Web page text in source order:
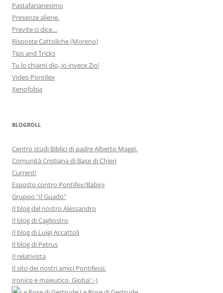
Pastafarianesimo
Presenze aliene.
Previte ci dice…
Risposte Cattoliche (Moreno)
Tips and Tricks
Tu lo chiami dio, io invece Zio!
Video Pontilex
Xenofobia
BLOGROLL
Centro studi Biblici di padre Alberto Maggi.
Comunità Cristiana di Base di Chieri
Current!
Esposto contro Pontifex/Babini
Gruppo "Il Guado"
Il blog del nostro Alessandro
Il blog di Cagliostro
Il blog di Luigi Accattoli
Il blog di Petrus
Il relativista
Il sito dei nostri amici Pontifessi.
Ironico e maieutico. Gioba! :-)